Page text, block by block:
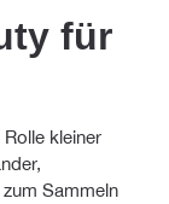
für
kleiner
Sammeln